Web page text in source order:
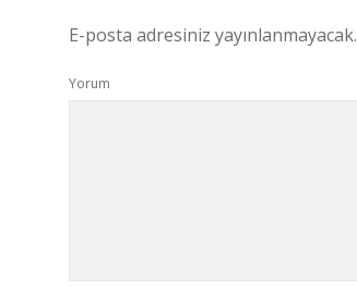
E-posta adresiniz yayınlanmayacak.
Yorum